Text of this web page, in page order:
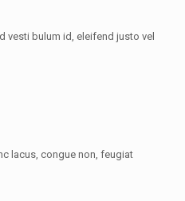
vesti bulum id, eleifend justo vel
lacus, congue non, feugiat